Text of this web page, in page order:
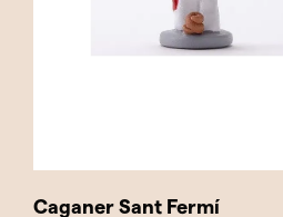
Caganer Sant Fermí